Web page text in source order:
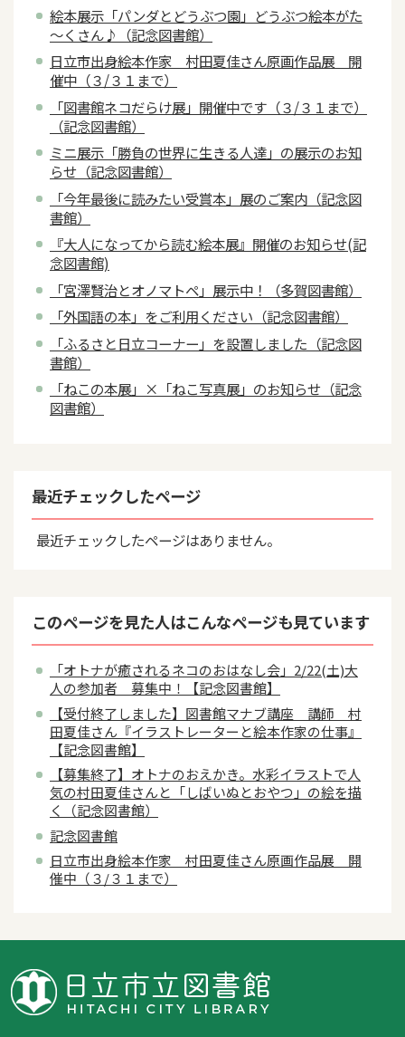
絵本展示「パンダとどうぶつ園」どうぶつ絵本がた
～くさん♪（記念図書館）
日立市出身絵本作家 村田夏佳さん原画作品展 開
催中（３/３１まで）
「図書館ネコだらけ展」開催中です（３/３１まで）
（記念図書館）
ミニ展示「勝負の世界に生きる人達」の展示のお知
らせ（記念図書館）
「今年最後に読みたい受賞本」展のご案内（記念図
書館）
『大人になってから読む絵本展』開催のお知らせ(記
念図書館)
「宮澤賢治とオノマトペ」展示中！（多賀図書館）
「外国語の本」をご利用ください（記念図書館）
「ふるさと日立コーナー」を設置しました（記念図
書館）
「ねこの本展」×「ねこ写真展」のお知らせ（記念
図書館）
最近チェックしたページ
最近チェックしたページはありません。
このページを見た人はこんなページも見ています
「オトナが癒されるネコのおはなし会」2/22(土)大
人の参加者 募集中！【記念図書館】
【受付終了しました】図書館マナブ講座 講師 村
田夏佳さん『イラストレーターと絵本作家の仕事』
【記念図書館】
【募集終了】オトナのおえかき。水彩イラストで人
気の村田夏佳さんと「しばいぬとおやつ」の絵を描
く（記念図書館）
記念図書館
日立市出身絵本作家 村田夏佳さん原画作品展 開
催中（３/３１まで）